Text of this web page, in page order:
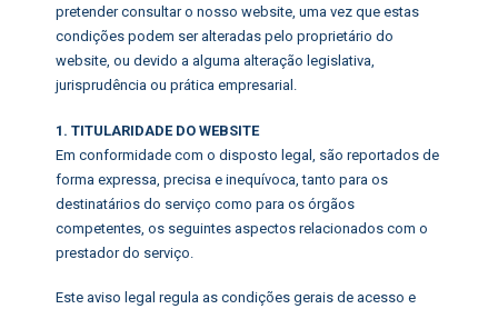
pretender consultar o nosso website, uma vez que estas
condições podem ser alteradas pelo proprietário do
website, ou devido a alguma alteração legislativa,
jurisprudência ou prática empresarial.
1. TITULARIDADE DO WEBSITE
Em conformidade com o disposto legal, são reportados de
forma expressa, precisa e inequívoca, tanto para os
destinatários do serviço como para os órgãos
competentes, os seguintes aspectos relacionados com o
prestador do serviço.
Este aviso legal regula as condições gerais de acesso e